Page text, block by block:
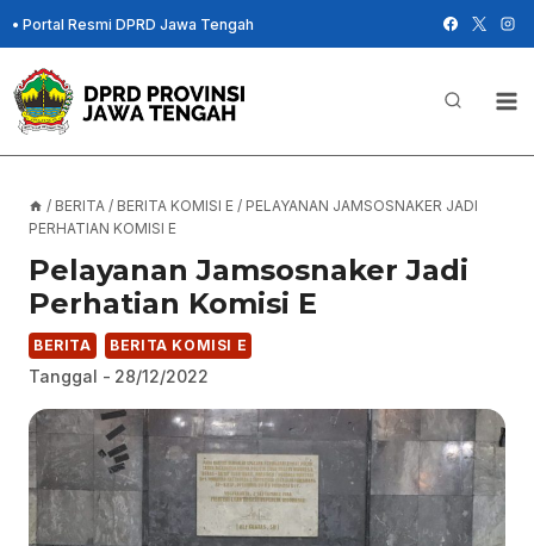
Skip
to
content
• Portal Resmi DPRD Jawa Tengah
/ BERITA / BERITA KOMISI E / PELAYANAN JAMSOSNAKER JADI
PERHATIAN KOMISI E
Pelayanan Jamsosnaker Jadi
Perhatian Komisi E
BERITA BERITA KOMISI E
Tanggal - 28/12/2022